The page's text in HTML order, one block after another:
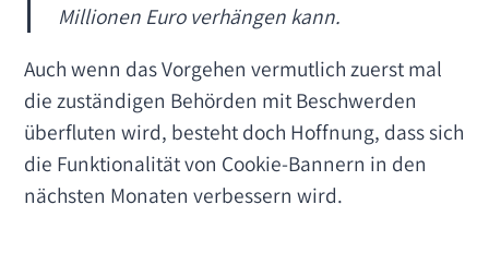
Millionen Euro verhängen kann.
Auch wenn das Vorgehen vermutlich zuerst mal
die zuständigen Behörden mit Beschwerden
überfluten wird, besteht doch Hoffnung, dass sich
die Funktionalität von Cookie-Bannern in den
nächsten Monaten verbessern wird.